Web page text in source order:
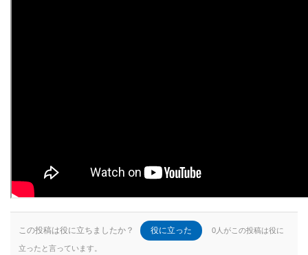
この投稿は役に立ちましたか？ 役に立った 0人がこの投稿は役に
立ったと言っています。